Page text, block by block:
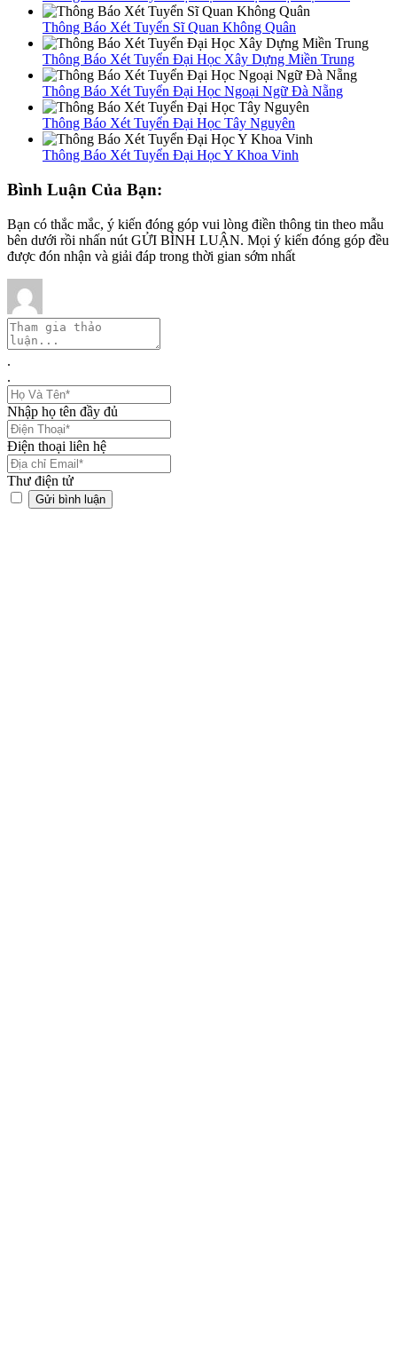
Thông Báo Xét Tuyển Sĩ Quan Không Quân
Thông Báo Xét Tuyển Đại Học Xây Dựng Miền Trung
Thông Báo Xét Tuyển Đại Học Ngoại Ngữ Đà Nẵng
Thông Báo Xét Tuyển Đại Học Tây Nguyên
Thông Báo Xét Tuyển Đại Học Y Khoa Vinh
Bình Luận Của Bạn:
Bạn có thắc mắc, ý kiến đóng góp vui lòng điền thông tin theo mẫu
bên dưới rồi nhấn nút GỬI BÌNH LUẬN. Mọi ý kiến đóng góp đều
được đón nhận và giải đáp trong thời gian sớm nhất
.
.
Nhập họ tên đầy đủ
Điện thoại liên hệ
Thư điện tử